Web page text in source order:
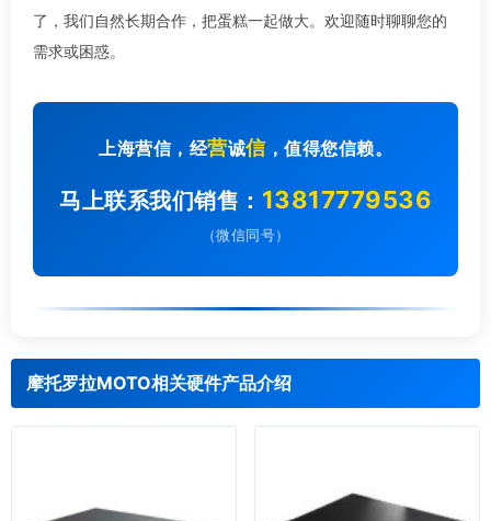
了，我们自然长期合作，把蛋糕一起做大。欢迎随时聊聊您的
需求或困惑。
上海营信，经营诚信，值得您信赖。
马上联系我们销售： 13817779536
（微信同号）
摩托罗拉MOTO相关硬件产品介绍